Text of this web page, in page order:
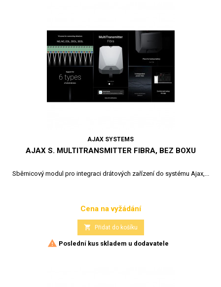
AJAX SYSTEMS
AJAX S. MULTITRANSMITTER FIBRA, BEZ BOXU
Sběrnicový modul pro integraci drátových zařízení do systému Ajax,...
Cena
Cena na vyžádání
 Přidat do košíku
 Poslední kus skladem u dodavatele